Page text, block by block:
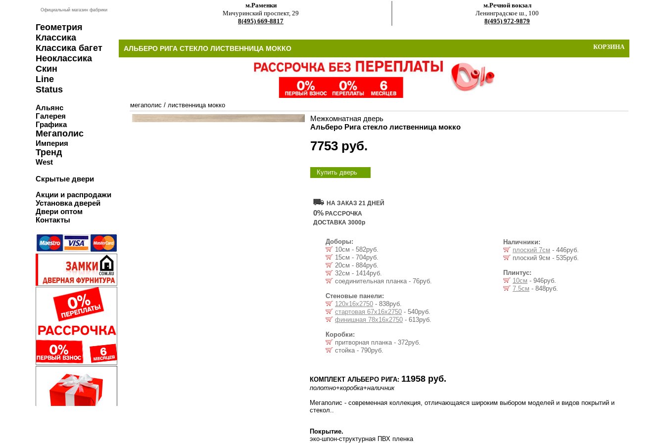
Официальный магазин фабрики
Геометрия
Классика
Классика багет
Неоклассика
Скин
Line
Status
Альянс
Галерея
Графика
Мегаполис
Империя
Тренд
West
Скрытые двери
Акции и распродажи
Установка дверей
Двери оптом
Контакты
м.Раменки
Мичуринский проспект, 29
8(495) 669-8817
м.Речной вокзал
Ленинградское ш., 100
8(495) 972-9879
КОРЗИНА
АЛЬБЕРО РИГА СТЕКЛО ЛИСТВЕННИЦА МОККО
мегаполис / лиственница мокко
Межкомнатная дверь
Альберо Рига стекло лиственница мокко
7753 руб.
Купить дверь
НА ЗАКАЗ 21 ДНЕЙ
0% РАССРОЧКА
ДОСТАВКА 3000р
Доборы:
10см - 582руб.
15см - 704руб.
20см - 884руб.
32см - 1414руб.
соединительная планка - 76руб.
Стеновые панели:
120х16х2750 - 838руб.
стартовая 67х16х2750 - 540руб.
финишная 78х16х2750 - 613руб.
Коробки:
притворная планка - 372руб.
стойка - 790руб.
Наличники:
плоский 7см - 446руб.
плоский 9см - 535руб.
Плинтус:
10см - 946руб.
7.5см - 848руб.
КОМПЛЕКТ АЛЬБЕРО РИГА: 11958 руб.
полотно+коробка+наличник
Мегаполис - современная коллекция, отличающаяся широким выбором моделей и видов покрытий и
стекол..
Покрытие.
эко-шпон-структурная ПВХ пленка